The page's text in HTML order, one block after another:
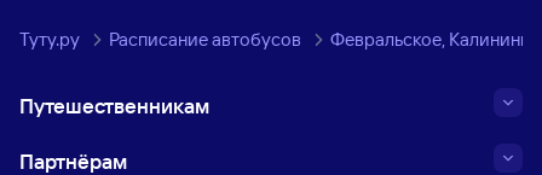
Туту.ру Расписание автобусов Февральское,
Путешественникам
Партнёрам